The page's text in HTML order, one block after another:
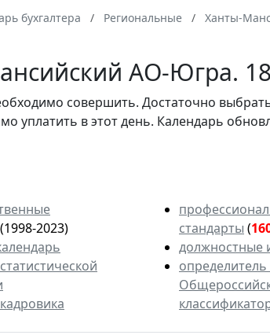
бухгалтера Региональные Ханты-
АО-Югра.
совершить. Достаточно
уплатить в этот день. Календарь
(1998-2023)
стандарты (
должностные